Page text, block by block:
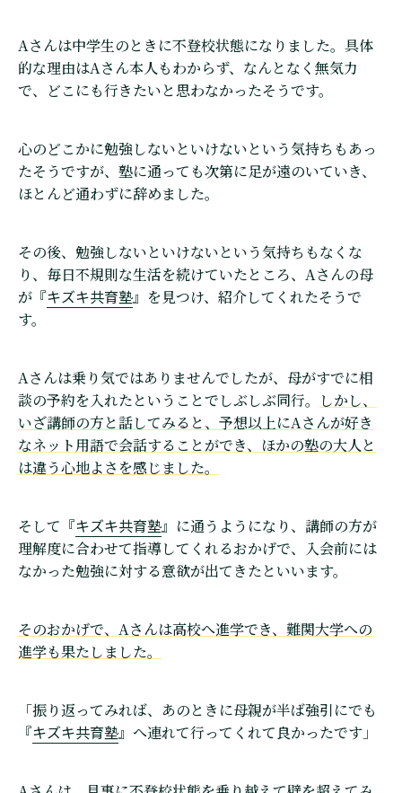
Aさんは中学生のときに不登校状態になりました。具体
的な理由はAさん本人もわからず、なんとなく無気力
で、どこにも行きたいと思わなかったそうです。
心のどこかに勉強しないといけないという気持ちもあっ
たそうですが、塾に通っても次第に足が遠のいていき、
ほとんど通わずに辞めました。
その後、勉強しないといけないという気持ちもなくな
り、毎日不規則な生活を続けていたところ、Aさんの母
が『キズキ共育塾』を見つけ、紹介してくれたそうで
す。
Aさんは乗り気ではありませんでしたが、母がすでに相
談の予約を入れたということでしぶしぶ同行。
しかし、
いざ講師の方と話してみると、予想以上にAさんが好き
なネット用語で会話することができ、ほかの塾の大人と
は違う心地よさを感じました。
そして『キズキ共育塾』に通うようになり、講師の方が
理解度に合わせて指導してくれるおかげで、入会前には
なかった勉強に対する意欲が出てきたといいます。
そのおかげで、Aさんは高校へ進学でき、難関大学への
進学も果たしました。
「振り返ってみれば、あのときに母親が半ば強引にでも
『キズキ共育塾』へ連れて行ってくれて良かったです」